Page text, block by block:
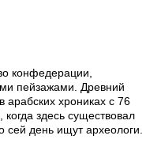
Sheraton Deira 5*
Sheraton Dubai Hotel &
Towers 5*
Sheraton Jumeira Beach
конфедерации,
пейзажами. Древний
арабских хрониках с 76
когда здесь существовал
сей день ищут археологи.